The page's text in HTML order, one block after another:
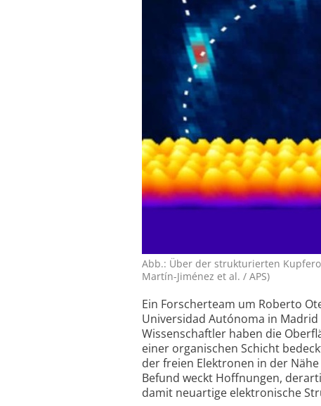
Abb.: Über der strukturierten
Martín-Jiménez et al. / APS)
Ein Forscherteam um Roberto
Universidad Autónoma in
Wissenschaftler haben die
einer organischen Schicht
der freien Elektronen in der
Befund weckt Hoffnungen,
damit neuartige elektronische